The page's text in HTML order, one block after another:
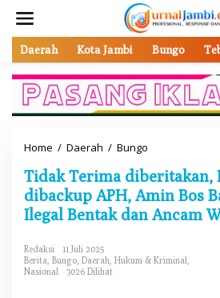
Daerah Kota Jambi Bungo
Home / Daerah / Bungo
d
a
k
T
i
Tidak Terima diberitakan,
dibackup APH, Amin Bos
Ilegal Bentak dan Ancam
Redaksi
11 Juli 2025
Berita Bungo Daerah Hukum & Kriminal
Nasional
3026 Dilihat